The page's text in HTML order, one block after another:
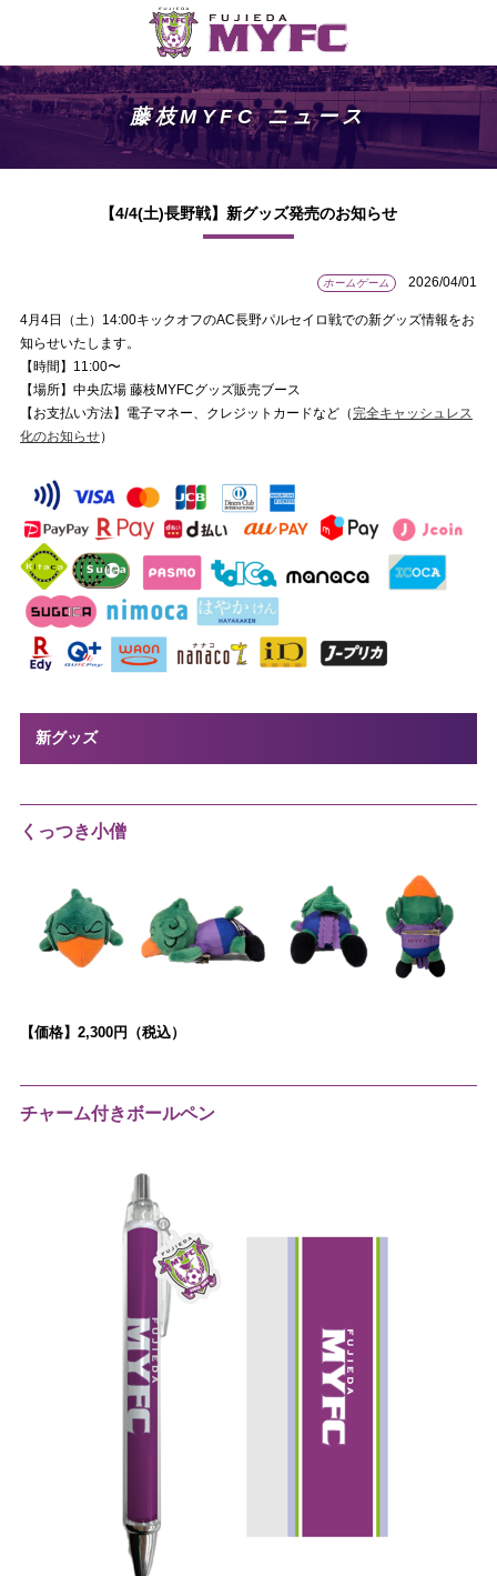
藤枝MYFC ニュース
【4/4(土)長野戦】新グッズ発売のお知らせ
ホームゲーム 2026/04/01
4月4日（土）14:00キックオフのAC長野パルセイロ戦での新グッズ情報をお
知らせいたします。
【時間】11:00〜
【場所】中央広場 藤枝MYFCグッズ販売ブース
【お支払い方法】電子マネー、クレジットカードなど（完全キャッシュレス
化のお知らせ）
新グッズ
くっつき小僧
【価格】2,300円（税込）
チャーム付きボールペン